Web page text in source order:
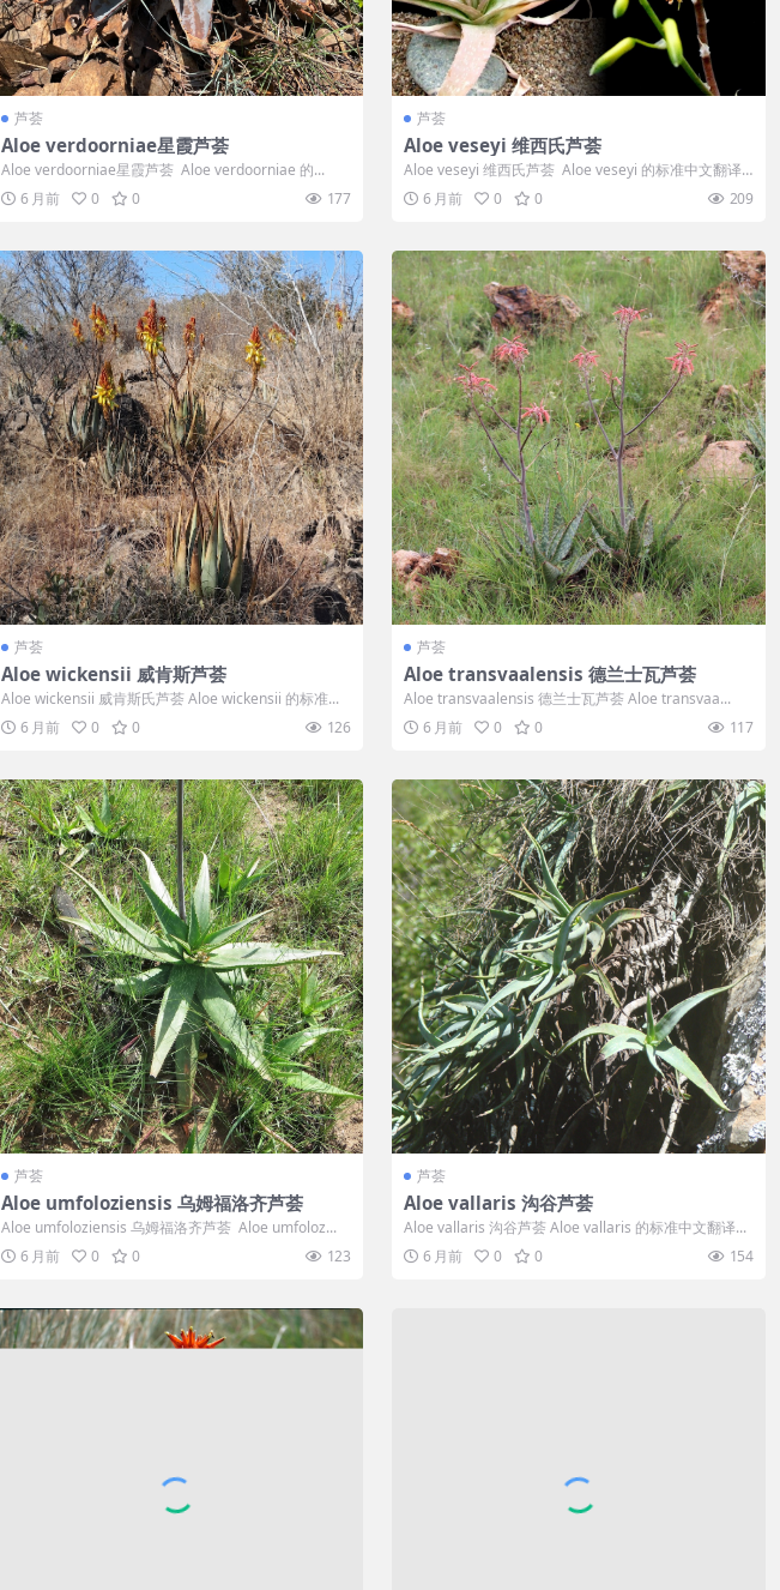
芦荟
Aloe verdoorniae星霞芦荟
Aloe verdoorniae星霞芦荟 Aloe verdoorniae 的...
6 月前
0 0 177
芦荟
Aloe veseyi 维西氏芦荟
Aloe veseyi 维西氏芦荟 Aloe veseyi 的标准中文翻译
为“...
6 月前 0 0 209
芦荟
Aloe wickensii 威肯斯芦荟
Aloe wickensii 威肯斯氏芦荟 Aloe wickensii 的标准...
6 月前
0 0 126
芦荟
Aloe transvaalensis 德兰士瓦芦荟
Aloe transvaalensis 德兰士瓦芦荟 Aloe transvaa...
6 月前
0 0 117
芦荟
Aloe umfoloziensis 乌姆福洛齐芦荟
Aloe umfoloziensis 乌姆福洛齐芦荟 Aloe umfoloz...
6 月前
0 0 123
芦荟
Aloe vallaris 沟谷芦荟
Aloe vallaris 沟谷芦荟 Aloe vallaris 的标准中文翻译...
6 月前
0 0 154